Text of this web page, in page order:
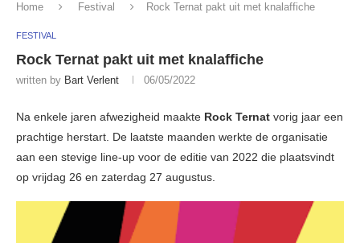
Home Festival Rock Ternat pakt uit met knalaffiche
FESTIVAL
Rock Ternat pakt uit met knalaffiche
written by Bart Verlent 06/05/2022
Na enkele jaren afwezigheid maakte Rock Ternat vorig jaar een
prachtige herstart. De laatste maanden werkte de organisatie
aan een stevige line-up voor de editie van 2022 die plaatsvindt
op vrijdag 26 en zaterdag 27 augustus.